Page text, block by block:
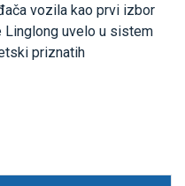
vozila kao prvi izbor
Linglong uvelo u sistem
priznatih